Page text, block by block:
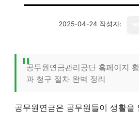
2025-04-24 작성자:
공무원연금관리공단 홈페이지
과 청구 절차 완벽 정리
공무원연금은 공무원들이 생활을